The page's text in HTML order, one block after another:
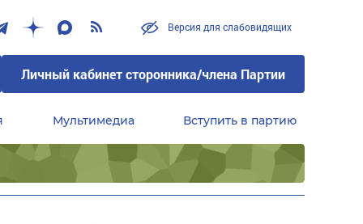
Версия для слабовидящих
Личный кабинет сторонника/члена Партии
Мультимедиа Вступить в партию